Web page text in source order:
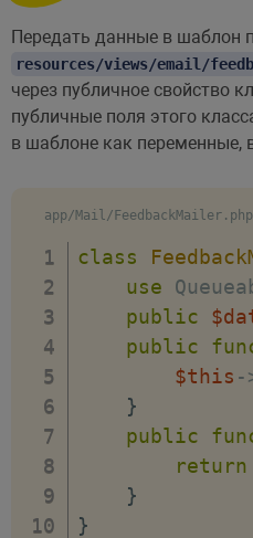
Передать данные в шаблон
resources/views/email/
через публичное свойство
публичные поля этого
в шаблоне как переменные,
app/Mail/FeedbackMailer.php
class
use
public
public
$this -
}
public
return
}
}